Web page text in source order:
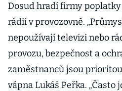
Dosud hradí firmy
rádií v provozovně.
nepoužívají televizi nebo
provozu, bezpečnost a
zaměstnanců jsou
vápna Lukáš Peřka. „Často